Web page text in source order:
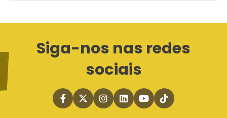
Siga-nos nas redes
sociais